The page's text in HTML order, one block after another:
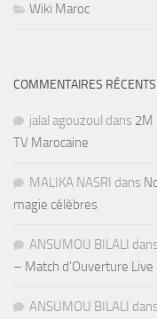
Wiki Maroc
COMMENTAIRES RÉCENTS
jalal agouzoul dans 2M
TV Marocaine
MALIKA NASRI dans
magie célèbres
ANSUMOU BILALI dans
– Match d’Ouverture Live
ANSUMOU BILALI dans